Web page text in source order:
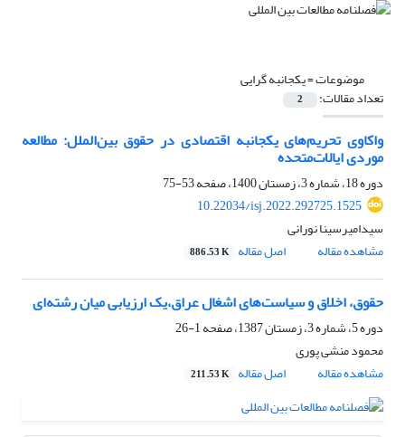
موضوعات =یکجانبه گرایی
تعداد مقالات: 2
واکاوی تحریم‌های یکجانبه اقتصادی در حقوق بین‌الملل: مطالعه
موردی ایالات‌متحده
دوره 18، شماره 3، زمستان 1400، صفحه
53-75
10.22034/isj.2022.292725.1525
سیدامیرسینا نورانی
مشاهده مقاله
اصل مقاله 886.53 K
حقوق، اخلاق و سیاست‌های اشغال عراق،یک ارزیابی میان رشته‌ای
دوره 5، شماره 3، زمستان 1387، صفحه
1-26
محمود منشی پوری
مشاهده مقاله
اصل مقاله 211.53 K